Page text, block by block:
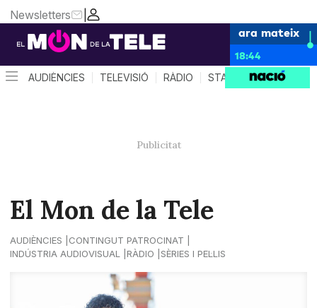
|
Newsletters
ara mateix
18:44
AUDIÈNCIES TELEVISIÓ RÀDIO STAR SYSTEM
El Mon de la Tele
AUDIÈNCIES
CONTINGUT PATROCINAT
INDÚSTRIA AUDIOVISUAL
RÀDIO SÈRIES I PEL·LIS